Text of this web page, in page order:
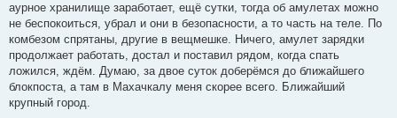
аурное хранилище заработает, ещё сутки, тогда об амулетах можно
не беспокоиться, убрал и они в безопасности, а то часть на теле. По
комбезом спрятаны, другие в вещмешке. Ничего, амулет зарядки
продолжает работать, достал и поставил рядом, когда спать
ложился, ждём. Думаю, за двое суток доберёмся до ближайшего
блокпоста, а там в Махачкалу меня скорее всего. Ближайший
крупный город.